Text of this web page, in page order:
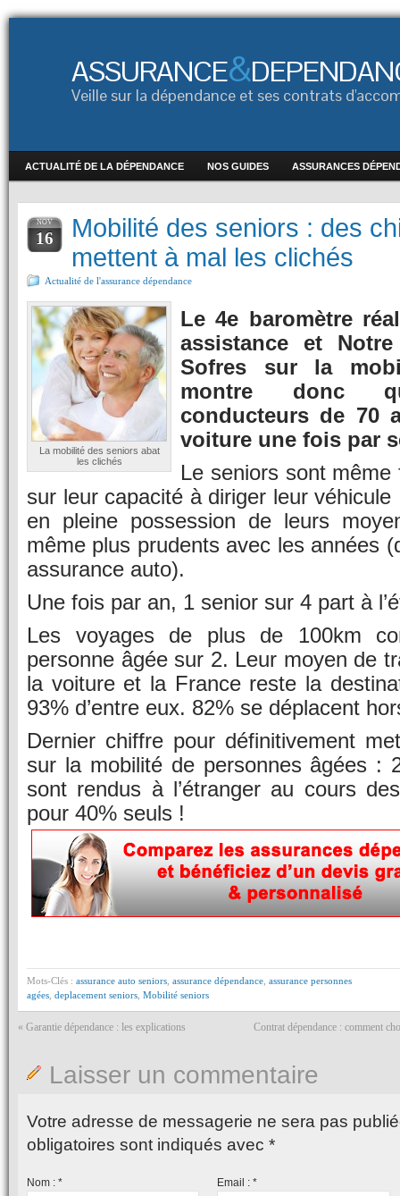
ASSURANCE&
Veille sur la dépendance et ses contrats
ACTUALITÉ DE LA DÉPENDANCE NOS GUIDES ASSURANCES
NOV
16
Mobilité des seniors : des
mettent à mal les clichés
Actualité de l'assurance dépendance
La mobilité des seniors abat
les clichés
Le 4e baromètre
assistance et
Sofres sur la
montre donc
conducteurs de 70
voiture une fois par
Le seniors sont
sur leur capacité à diriger leur
en pleine possession de leurs
même plus prudents avec les années
assurance auto).
Une fois par an, 1 senior sur 4 part à
Les voyages de plus de 100km
personne âgée sur 2. Leur moyen de
la voiture et la France reste la
93% d’entre eux. 82% se déplacent
Dernier chiffre pour définitivement
sur la mobilité de personnes âgées :
sont rendus à l’étranger au cours
pour 40% seuls !
Mots-Clés : assurance auto seniors assurance dépendance assurance personnes
agées deplacement seniors Mobilité seniors
« Garantie dépendance : les explications Contrat dépendance : comment
Laisser un commentaire
Votre adresse de messagerie ne sera pas
obligatoires sont indiqués avec *
Nom : * Email :*